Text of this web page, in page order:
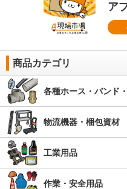
ア
商品カテゴリ
各種ホース・バンド
物流機器・梱包資材
工業用品
作業・安全用品